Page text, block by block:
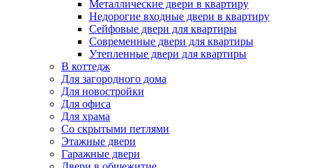
Металлические двери в квартиру
Недорогие входные двери в квартиру
Сейфовые двери для квартиры
Современные двери для квартиры
Утепленные двери для квартиры
В коттедж
Для загородного дома
Для новостройки
Для офиса
Для храма
Со скрытыми петлями
Этажные двери
Гаражные двери